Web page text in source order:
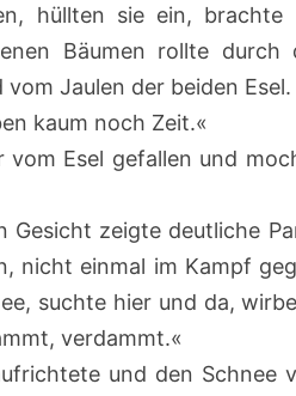
hüllten sie ein, brachte
Bäumen rollte durch
Jaulen der beiden Esel.
kaum noch Zeit.«
vom Esel gefallen und
Gesicht zeigte deutliche
nicht einmal im Kampf
suchte hier und da,
verdammt.«
und den Schnee